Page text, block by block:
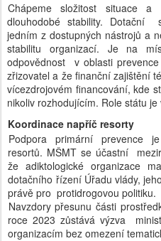
Chápeme složitost situace a
dlouhodobé stability. Dotační
jedním z dostupných nástrojů a
stabilitu organizací. Je na
odpovědnost v oblasti
zřizovatel a že finanční zajištění
vícezdrojovém financování, kde
nikoliv rozhodujícím. Role státu
Koordinace napříč resorty
Podpora primární prevence
resortů. MŠMT se účastní
že adiktologické organizace
dotačního řízení Úřadu vlády,
právě pro protidrogovou politiku.
Navzdory přesunu části
roce 2023 zůstává výzva
organizacím bez omezení